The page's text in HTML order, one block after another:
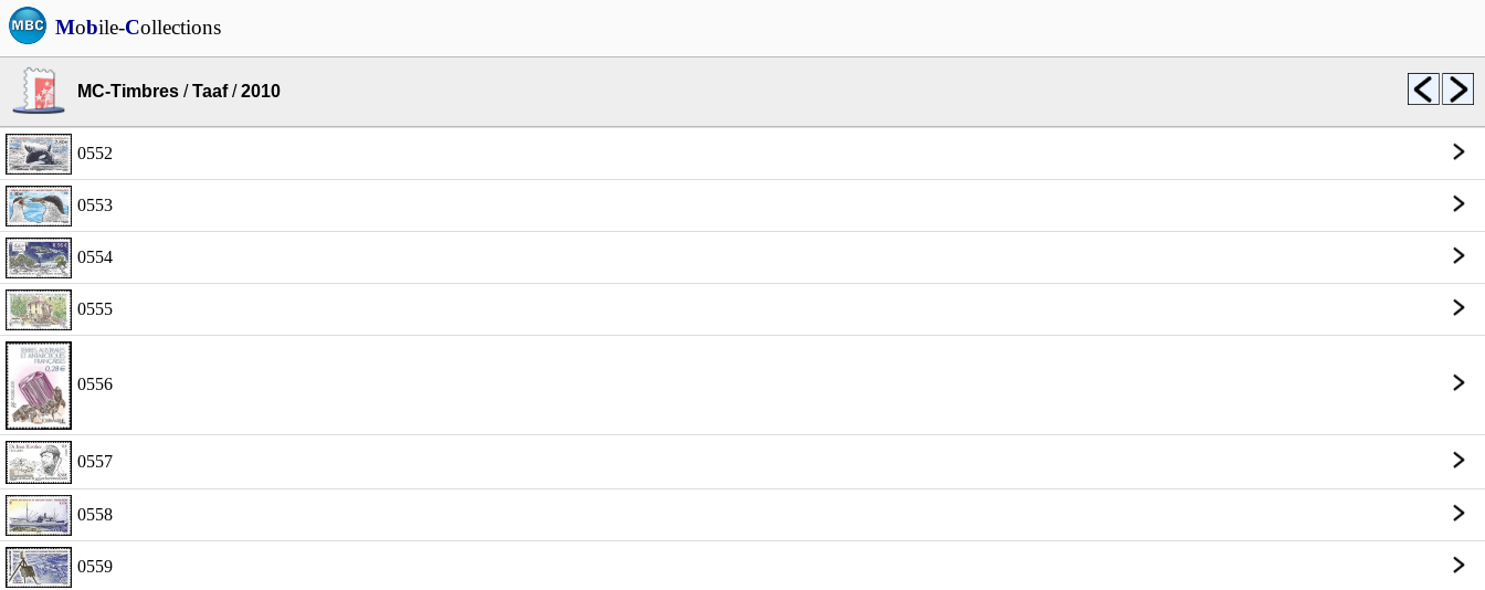
Mobile-Collections
MC-Timbres /Taaf/2010
0552
0553
0554
0555
0556
0557
0558
0559